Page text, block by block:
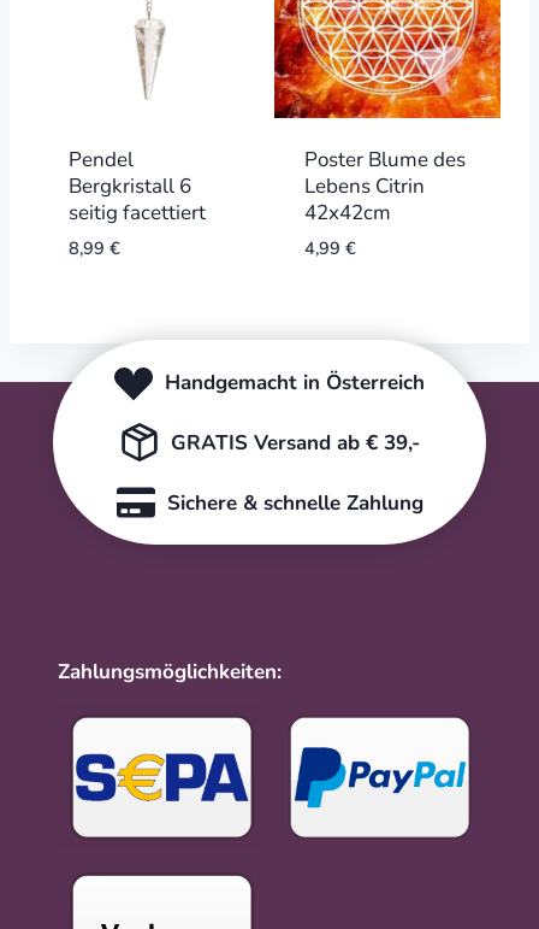
Pendel
Bergkristall 6
seitig facettiert
8,99 €
Poster Blume des
Lebens Citrin
42x42cm
4,99 €
Handgemacht in Österreich
GRATIS Versand ab € 39,-
Sichere & schnelle Zahlung
Zahlungsmöglichkeiten: